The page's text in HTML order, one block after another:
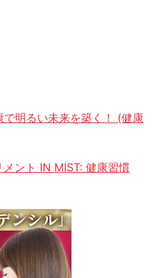
明るい未来を築く！ (健康
ント IN MIST: 健康習慣